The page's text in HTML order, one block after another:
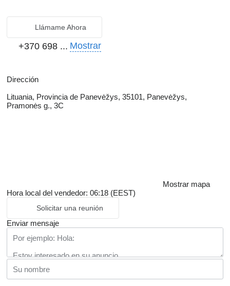
Llámame Ahora
+370 698 ... Mostrar
Dirección
Lituania, Provincia de Panevėžys, 35101, Panevėžys,
Pramonės g., 3C
Mostrar mapa
Hora local del vendedor: 06:18 (EEST)
Solicitar una reunión
Enviar mensaje